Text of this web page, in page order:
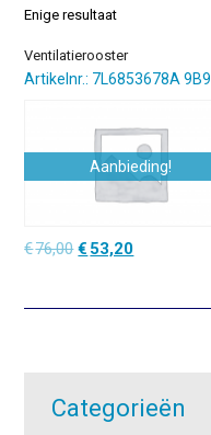
Enige resultaat
Ventilatierooster
Artikelnr.: 7L6853678A 9B9
Aanbieding!
€76,00Oorspronkelijke
€76,00.
€ 53,20Huidige
€53,20.
Categorieën